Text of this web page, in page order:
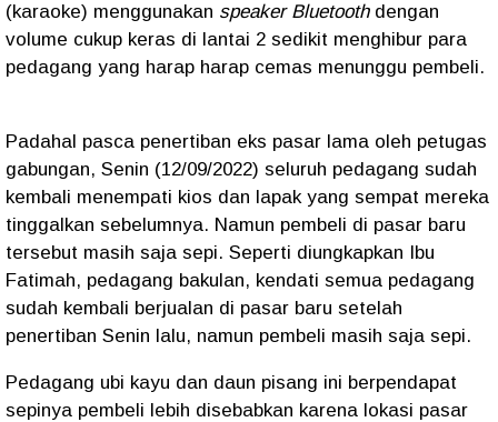
(karaoke) menggunakan speaker Bluetoothdengan
volume cukup keras di lantai 2 sedikit menghibur para
pedagang yang harap harap cemas menunggu pembeli.
Padahal pasca penertiban eks pasar lama oleh petugas
gabungan, Senin (12/09/2022) seluruh pedagang sudah
kembali menempati kios dan lapak yang sempat mereka
tinggalkan sebelumnya. Namun pembeli di pasar baru
tersebut masih saja sepi. Seperti diungkapkan Ibu
Fatimah, pedagang bakulan, kendati semua pedagang
sudah kembali berjualan di pasar baru setelah
penertiban Senin lalu, namun pembeli masih saja sepi.
Pedagang ubi kayu dan daun pisang ini berpendapat
sepinya pembeli lebih disebabkan karena lokasi pasar